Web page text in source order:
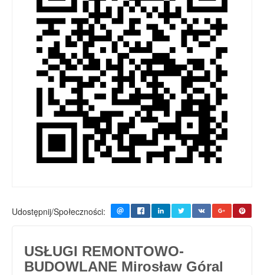
Udostępnij/Społeczności:
USŁUGI REMONTOWO-
BUDOWLANE Mirosław Góral